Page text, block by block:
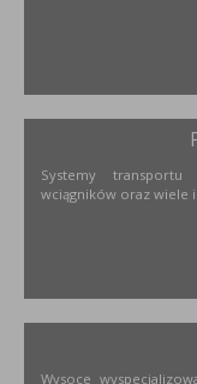
Systemy transportu
wciągników oraz wiele
Wysoce